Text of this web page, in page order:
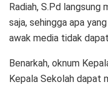
Radiah, S.Pd langsung
saja, sehingga apa
awak media tidak
Benarkah, oknum
Kepala Sekolah dapat